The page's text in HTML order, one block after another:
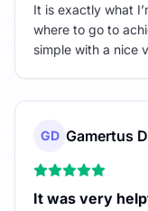
It is exactly what
where to go to
simple with a nice
GD Gamertus D
It was very